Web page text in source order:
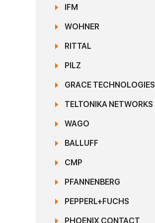
IFM
WOHNER
RITTAL
PILZ
GRACE TECHNOLOGIES
TELTONIKA NETWORKS
WAGO
BALLUFF
CMP
PFANNENBERG
PEPPERL+FUCHS
PHOENIX CONTACT